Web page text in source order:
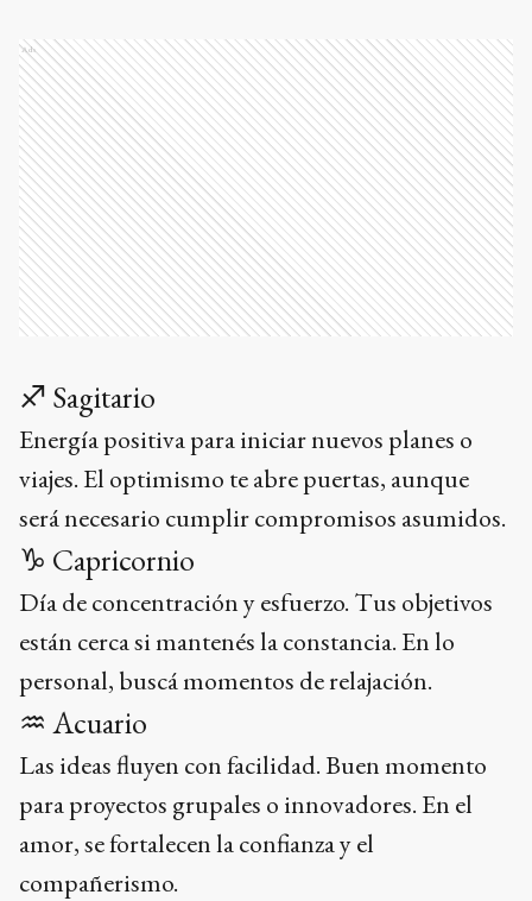
Ads
♐ Sagitario
Energía positiva para iniciar nuevos planes o
viajes. El optimismo te abre puertas, aunque
será necesario cumplir compromisos asumidos.
♑ Capricornio
Día de concentración y esfuerzo. Tus objetivos
están cerca si mantenés la constancia. En lo
personal, buscá momentos de relajación.
♒ Acuario
Las ideas fluyen con facilidad. Buen momento
para proyectos grupales o innovadores. En el
amor, se fortalecen la confianza y el
compañerismo.